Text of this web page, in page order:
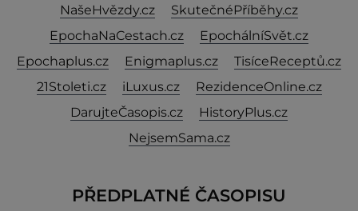
NašeHvězdy.cz
SkutečnéPříběhy.cz
EpochaNaCestach.cz
EpochálníSvět.cz
Epochaplus.cz
Enigmaplus.cz
TisíceReceptů.cz
21Stoleti.cz
iLuxus.cz
RezidenceOnline.cz
DarujteČasopis.cz
HistoryPlus.cz
NejsemSama.cz
PŘEDPLATNÉ ČASOPISU